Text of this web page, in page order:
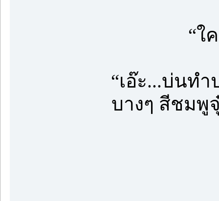
“ใ
“เอ๊ะ...บ่นท
บางๆ สีชมพู